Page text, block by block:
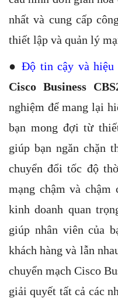
nhất và cung cấp
thiết lập và quản lý
● Độ tin cậy và hiệu
Cisco Business
nghiệm để mang lại
bạn mong đợi từ
giúp bạn ngăn chặn
chuyển đổi tốc độ
mạng chậm và chậm
kinh doanh quan
giúp nhân viên của
khách hàng và lẫn
chuyển mạch Cisco
giải quyết tất cả các